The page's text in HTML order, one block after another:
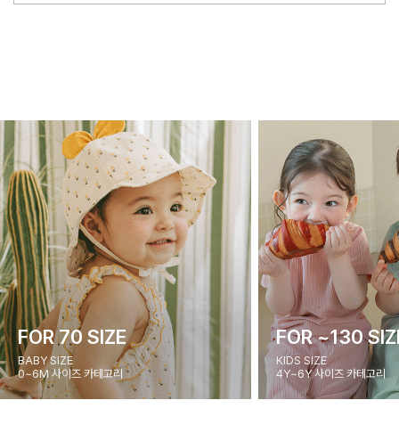
FOR 70 SIZE
BABY SIZE
0~6M 사이즈 카테고리
FOR ~130
KIDS SIZE
4Y~6Y 사이즈 카테고리